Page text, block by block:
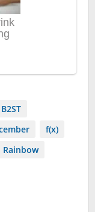
f(x)
Rainbow